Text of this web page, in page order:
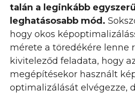
talán a leginkább
leghatásosabb mód.
hogy okos
mérete a töredékére lenne
kiviteleződ feladata, hogy
megépítésekor használt
optimalizálását elvégezze,